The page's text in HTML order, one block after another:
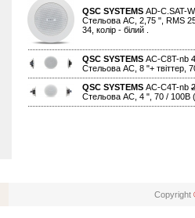
QSC SYSTEMS AD-C.SAT-
Стельова АС, 2,75 ", RMS
34, колір - білий .
QSC SYSTEMS AC-C8T-nb
Стельова АС, 8 "+ твіттер,
QSC SYSTEMS AC-C4T-nb
Стельова АС, 4 ", 70 / 100В
Copyright